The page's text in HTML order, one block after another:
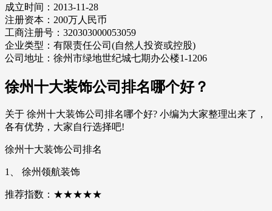
成立时间：2013-11-28
注册资本：200万人民币
工商注册号：320303000053059
企业类型：有限责任公司(自然人投资或控股)
公司地址：徐州市绿地世纪城七期办公楼1-1206
徐州十大装饰公司排名哪个好？
关于 徐州十大装饰公司排名哪个好? 小编为大家整理出来了，
各有优势，大家自行选择吧!
徐州十大装饰公司排名
1、 徐州领航装饰
推荐指数：★★★★★